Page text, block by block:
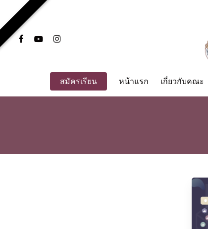
main
content
facebookyoutubeinstagram
สมัครเรียน หน้าแรก เกี่ยวกับคณะ